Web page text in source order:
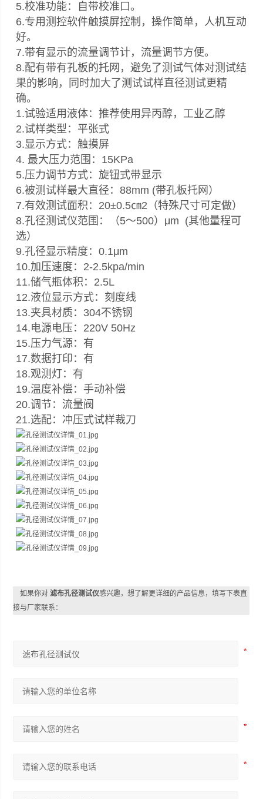
5.校准功能：自带校准口。
6.专用测控软件触摸屏控制，操作简单，人机互动
好。
7.带有显示的流量调节计，流量调节方便。
8.配有带有孔板的托网，避免了测试气体对测试结
果的影响，同时加大了测试试样直径测试更精
确。
1.试验适用液体：推荐使用异丙醇，工业乙醇
2.试样类型：平张式
3.显示方式：触摸屏
4. 最大压力范围：15KPa
5.压力调节方式：旋钮式带显示
6.被测试样最大直径：88mm (带孔板托网）
7.有效测试面积：20±0.5㎝2（特殊尺寸可定做）
8.孔径测试仪范围：（5～500）μm (其他量程可
选）
9.孔径显示精度：0.1μm
10.加压速度：2-2.5kpa/min
11.储气瓶体积：2.5L
12.液位显示方式：刻度线
13.夹具材质：304不锈钢
14.电源电压：220V 50Hz
15.压力气源：有
17.数据打印：有
18.观测灯：有
19.温度补偿：手动补偿
20.调节：流量阀
21.选配：冲压式试样裁刀
如果你对滤布孔径测试仪感兴趣，想了解更详细的产品信息，填写下表直
接与厂家联系：